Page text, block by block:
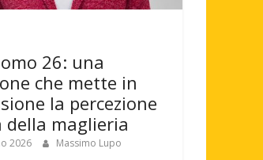
26: una
che mette in
la percezione
della maglieria
2026 Massimo Lupo